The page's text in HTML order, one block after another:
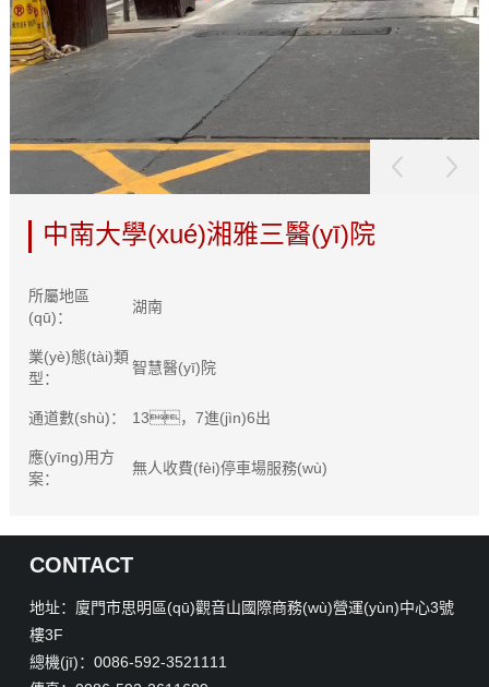
中南大學(xué)湘雅三醫(yī)院
所屬地區
(qū)：
湖南
業(yè)態(tài)類
型：
智慧醫(yī)院
通道數(shù)： 13，7進(jìn)6出
應(yīng)用方
案：
無人收費(fèi)停車場服務(wù)
CONTACT
地址：廈門市思明區(qū)觀音山國際商務(wù)營運(yùn)中心3號
樓3F
總機(jī)：0086-592-3521111